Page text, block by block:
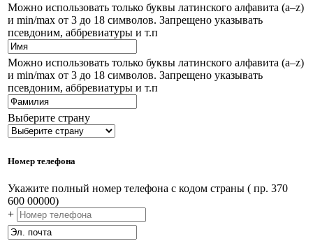
Можно использовать только буквы латинского алфавита (a–z)
и min/max от 3 до 18 символов. Запрещено указывать
псевдоним, аббревиатуры и т.п
Можно использовать только буквы латинского алфавита (a–z)
и min/max от 3 до 18 символов. Запрещено указывать
псевдоним, аббревиатуры и т.п
Выберите страну
Номер телефона
Укажите полный номер телефона с кодом страны ( пр. 370
600 00000)
+